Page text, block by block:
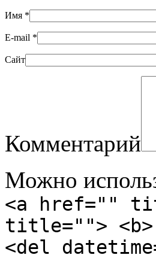
Имя *
E-mail *
Сайт
Комментарий
Можно
<a href=""
title=""> <b>
<del